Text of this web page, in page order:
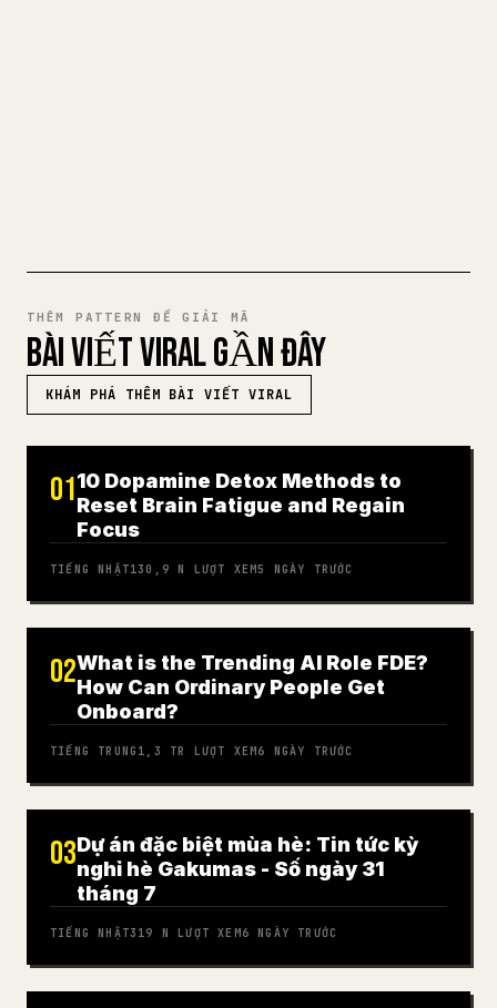
THÊM PATTERN ĐỂ GIẢI MÃ
BÀI VIẾT VIRAL GẦN ĐÂY
KHÁM PHÁ THÊM BÀI VIẾT VIRAL
0110 Dopamine Detox Methods to
Reset Brain Fatigue and Regain
Focus
TIẾNG NHẬT130,9 N LƯỢT XEM5 NGÀY TRƯỚC
02What is the Trending AI Role FDE?
How Can Ordinary People Get
Onboard?
TIẾNG TRUNG 1,3 TR LƯỢT XEM6 NGÀY TRƯỚC
03Dự án đặc biệt mùa hè: Tin tức kỳ
nghỉ hè Gakumas - Số ngày 31
tháng 7
TIẾNG NHẬT319 N LƯỢT XEM6 NGÀY TRƯỚC